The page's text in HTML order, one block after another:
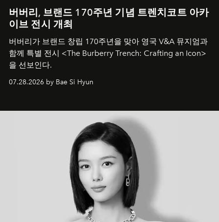
버버리, 브랜드 170주년 기념 트렌치코트 아카
이브 전시 개최
버버리가 브랜드 창립 170주년을 맞아 영국 V&A 뮤지엄과
함께 특별 전시 <The Burberry Trench: Crafting an Icon>
을 선보인다.
07.28.2026 by Bae Si Hyun